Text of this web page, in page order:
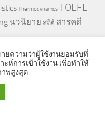
Thermodynamics TOEFL
นวนิยาย สถิติ สารคดี
Reserved.
ยความว่าผู้ใช้งานยอมรับที่
ะห์การเข้าใช้งาน เพื่อทำให้
าพสูงสุด